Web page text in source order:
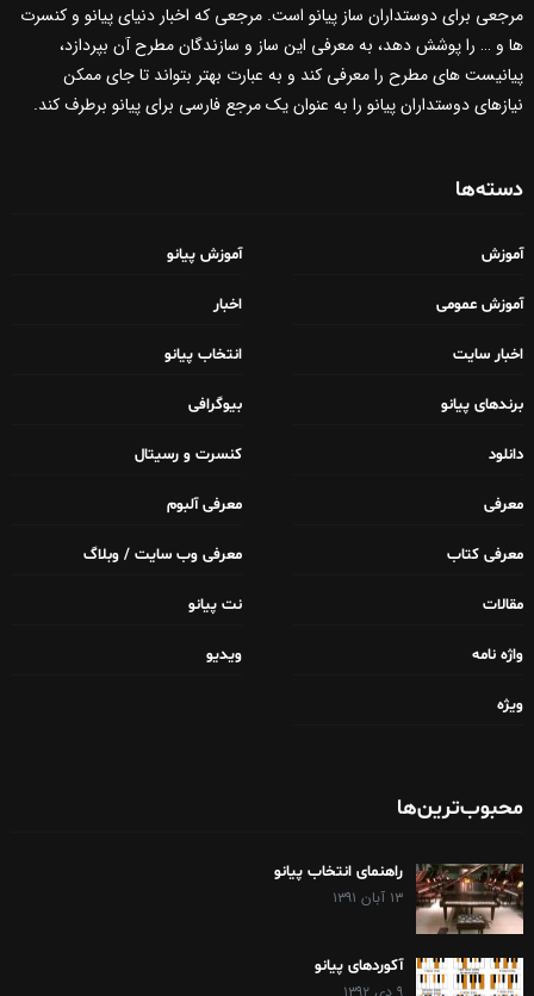
مرجعی برای دوستداران ساز پیانو است. مرجعی که اخبار دنیای پیانو و کنسرت
ها و … را پوشش دهد، به معرفی این ساز و سازندگان مطرح آن بپردازد،
پیانیست های مطرح را معرفی کند و به عبارت بهتر بتواند تا جای ممکن
نیازهای دوستداران پیانو را به عنوان یک مرجع فارسی برای پیانو برطرف کند.
دسته‌ها
آموزش آموزش پیانو
آموزش عمومی اخبار
اخبار سایت انتخاب پیانو
برندهای پیانو بیوگرافی
دانلود کنسرت و رسیتال
معرفی معرفی آلبوم
معرفی کتاب معرفی وب سایت / وبلاگ
مقالات نت پیانو
واژه نامه ویدیو
ویژه
محبوب‌ترین‌ها
راهنمای انتخاب پیانو
۱۳ آبان ۱۳۹۱
آکوردهای پیانو